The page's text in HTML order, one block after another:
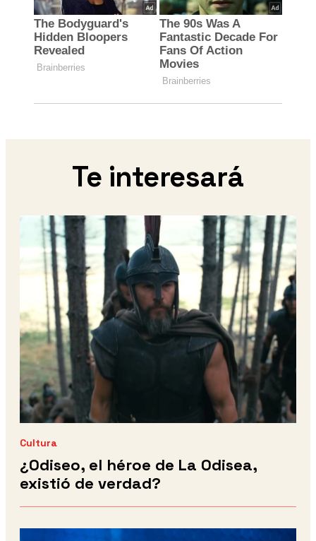
Te interesará
Cultura
¿Odiseo, el héroe de La Odisea,
existió de verdad?